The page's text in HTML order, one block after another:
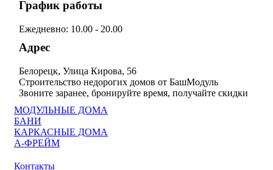
График работы
Ежедневно: 10.00 - 20.00
Адрес
Белорецк, Улица Кирова, 56
Строительство недорогих домов от БашМодуль
Звоните заранее, бронируйте время, получайте скидки
Контакты
МОДУЛЬНЫЕ ДОМА
БАНИ
КАРКАСНЫЕ ДОМА
А-ФРЕЙМ